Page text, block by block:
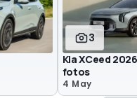
3
Kia XCeed
fotos
4 May